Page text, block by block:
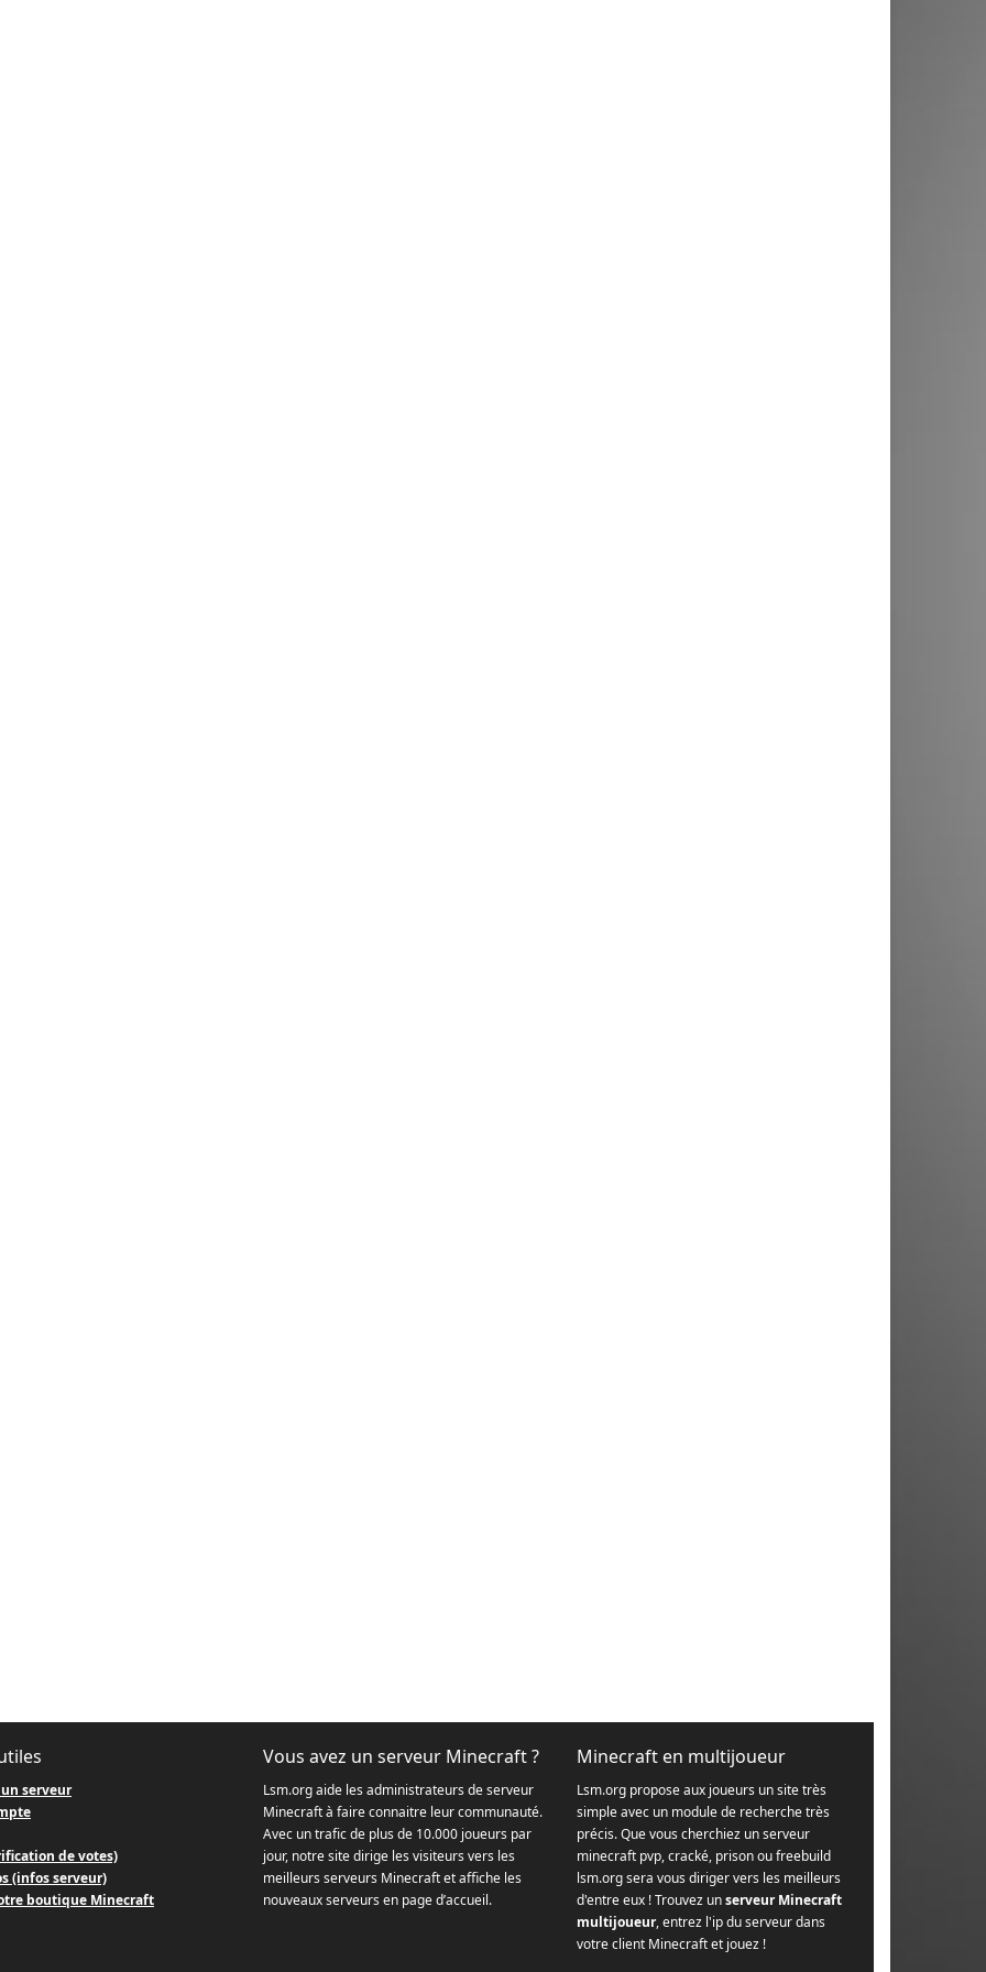
serveur
de votes)
(infos serveur)
boutique Minecraft
Vous avez un serveur Minecraft ?
Lsm.org aide les administrateurs de serveur
Minecraft à faire connaitre leur communauté.
Avec un trafic de plus de 10.000 joueurs par
jour, notre site dirige les visiteurs vers les
meilleurs serveurs Minecraft et affiche les
nouveaux serveurs en page d’accueil.
Minecraft en multijoueur
Lsm.org propose aux joueurs un site très
simple avec un module de recherche très
précis. Que vous cherchiez un serveur
minecraft pvp, cracké, prison ou freebuild
lsm.org sera vous diriger vers les meilleurs
d'entre eux ! Trouvez unserveur Minecraft
multijoueur, entrez l'ip du serveur dans
votre client Minecraft et jouez !